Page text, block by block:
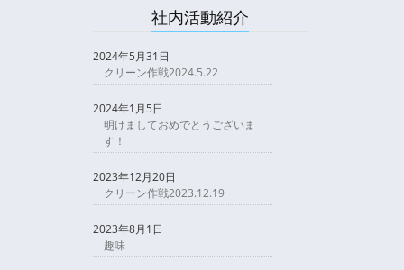
社内活動紹介
2024年5月31日
クリーン作戦2024.5.22
2024年1月5日
明けましておめでとうございま
す！
2023年12月20日
クリーン作戦2023.12.19
2023年8月1日
趣味